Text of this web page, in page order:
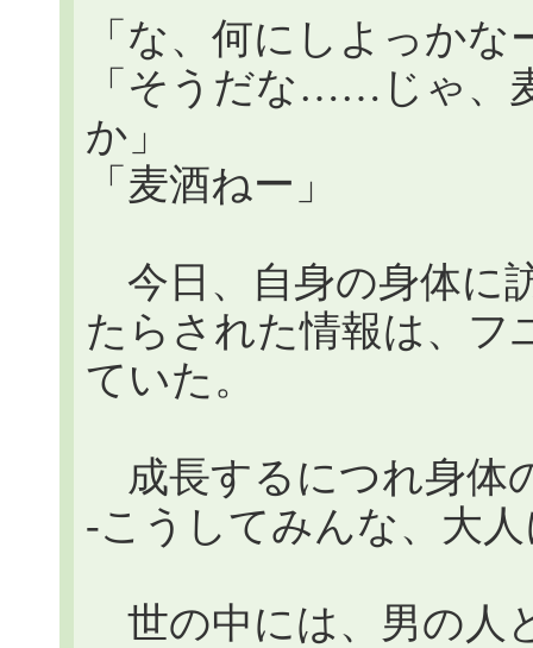
「な、何にしよっか
「そうだな……じゃ、
か」
「麦酒ねー」
今日、自身の身体に
たらされた情報は、フ
ていた。
成長するにつれ身体
-こうしてみんな、大
世の中には、男の人